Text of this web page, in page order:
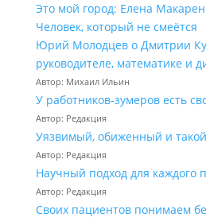
Это мой город: Елена
Человек, который не смеётся
Юрий Молодцев о Дмитрии
руководителе, математике и
Автор: Михаил Ильин
У работников‑зумеров есть
Автор: Редакция
Уязвимый, обиженный и
Автор: Редакция
Научный подход для каждого
Автор: Редакция
Своих пациентов понимаем